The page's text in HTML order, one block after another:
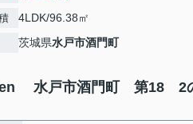
4LDK/96.38㎡
茨城県水戸市酒門町
水戸市酒門町 第18 2